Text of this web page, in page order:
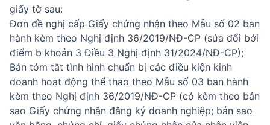
giấy tờ sau:
Đơn đề nghị cấp Giấy chứng nhận theo Mẫu số 02 ban
hành kèm theo Nghị định 36/2019/NĐ-CP (sửa đổi bởi
điểm b khoản 3 Điều 3 Nghị định 31/2024/NĐ-CP);
Bản tóm tắt tình hình chuẩn bị các điều kiện kinh
doanh hoạt động thể thao theo Mẫu số 03 ban hành
kèm theo Nghị định 36/2019/NĐ-CP (có kèm theo bản
sao Giấy chứng nhận đăng ký doanh nghiệp; bản sao